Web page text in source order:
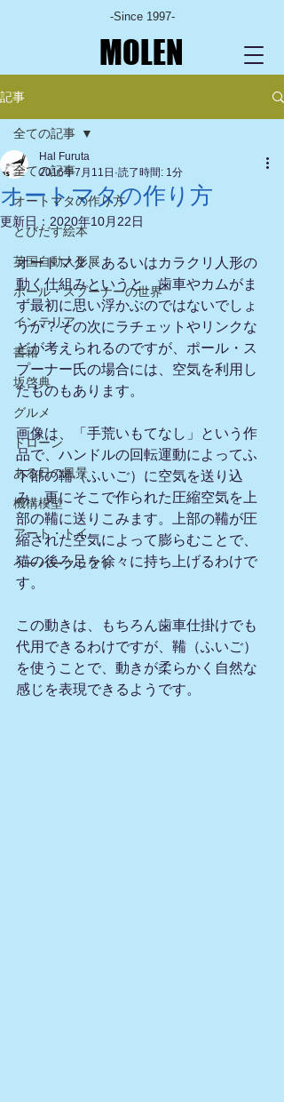
-Since 1997-
MOLEN
記事
全ての記事
オートマタの作り方
とびだす絵本
英国自動人形展
ポール・スプーナーの世界
インテリア
書籍
坂啓典
グルメ
ドローン
ある日の風景
機構模型
アート・トイ
ペーパークラフト
全ての記事
オートマタの作り方
Hal Furuta
2016年7月11日 読了時間: 1分
更新日： 2020年10月22日
オートマタ、あるいはカラクリ人形の
動く仕組みというと、歯車やカムがま
ず最初に思い浮かぶのではないでしょ
うか？その次にラチェットやリンクな
どが考えられるのですが、ポール・ス
プーナー氏の場合には、空気を利用し
たものもあります。
画像は、「手荒いもてなし」という作
品で、ハンドルの回転運動によってふ
下部の鞴（ふいご）に空気を送り込
み、更にそこで作られた圧縮空気を上
部の鞴に送りこみます。上部の鞴が圧
縮された空気によって膨らむことで、
猫の後ろ足を徐々に持ち上げるわけで
す。
この動きは、もちろん歯車仕掛けでも
代用できるわけですが、鞴（ふいご）
を使うことで、動きが柔らかく自然な
感じを表現できるようです。